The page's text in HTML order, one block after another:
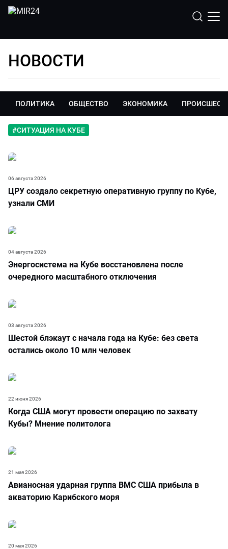
НОВОСТИ
ПОЛИТИКА ОБЩЕСТВО ЭКОНОМИКА
#СИТУАЦИЯ НА КУБЕ
ЦРУ создало секретную оперативную группу по Кубе,
узнали СМИ
06 августа 2026
Энергосистема на Кубе восстановлена после
очередного масштабного отключения
04 августа 2026
Шестой блэкаут с начала года на Кубе: без света
остались около 10 млн человек
03 августа 2026
Когда США могут провести операцию по захвату
Кубы? Мнение политолога
22 июня 2026
Авианосная ударная группа ВМС США прибыла в
акваторию Карибского моря
21 мая 2026
20 мая 2026